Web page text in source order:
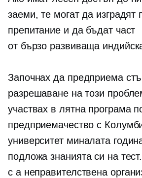
заеми, те могат да изградят
препитание и да бъдат част
от бързо развиваща
Започнах да предприема
разрешаване на този
участвах в лятна програма
предприемачество с
университет миналата
подложа знанията си на
с a неправителствена